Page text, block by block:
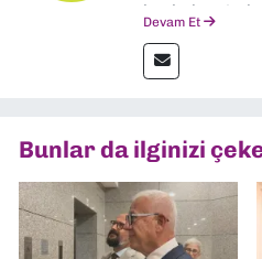
başladım.
muhabir,
müdürü olarak
Gazetesi'nde
Devam Et
Bunlar da ilginizi